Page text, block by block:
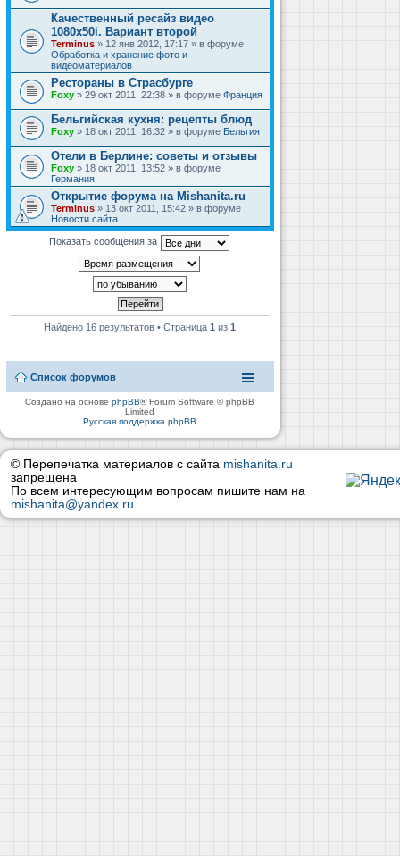
Качественный ресайз видео
1080x50i. Вариант второй
Terminus » 12 янв 2012, 17:17 » в форуме
Обработка и хранение фото и
видеоматериалов
Рестораны в Страсбурге
Foxy » 29 окт 2011, 22:38 » в форуме Франция
Бельгийская кухня: рецепты блюд
Foxy » 18 окт 2011, 16:32 » в форуме Бельгия
Отели в Берлине: советы и отзывы
Foxy » 18 окт 2011, 13:52 » в форуме
Германия
Открытие форума на Mishanita.ru
Terminus » 13 окт 2011, 15:42 » в форуме
Новости сайта
Показать сообщения за
Найдено 16 результатов • Страница1 из1
Список форумов
Создано на основеphpBB® Forum Software © phpBB
Limited
Русская поддержка phpBB
© Перепечатка материалов с сайта mishanita.ru
запрещена
По всем интересующим вопросам пишите нам на
mishanita@yandex.ru